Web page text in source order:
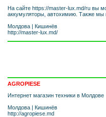
На сайте https://master-lux.md/ru вы
аккумуляторы, автохимию. Также мы
Молдова | Кишинёв
http://master-lux.md/
AGROPIESE
Интернет магазин техники в Молдове
Молдова | Кишинёв
http://agropiese.md